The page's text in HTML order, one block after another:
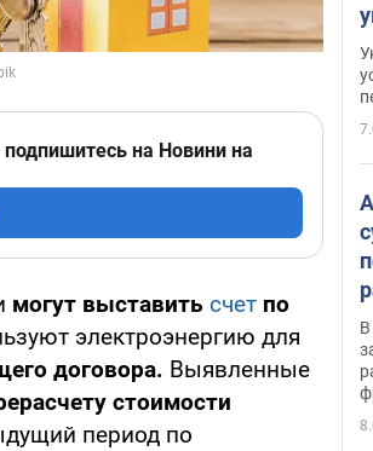
на Новини на
могут выставить счет по
электроэнергию для
договора. Выявленные
стоимости
период по